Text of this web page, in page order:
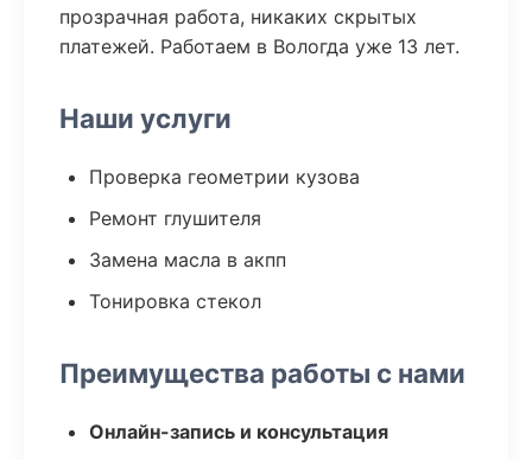
прозрачная работа, никаких скрытых
платежей. Работаем в Вологда уже 13 лет.
Наши услуги
Проверка геометрии кузова
Ремонт глушителя
Замена масла в акпп
Тонировка стекол
Преимущества работы с нами
Онлайн-запись и консультация